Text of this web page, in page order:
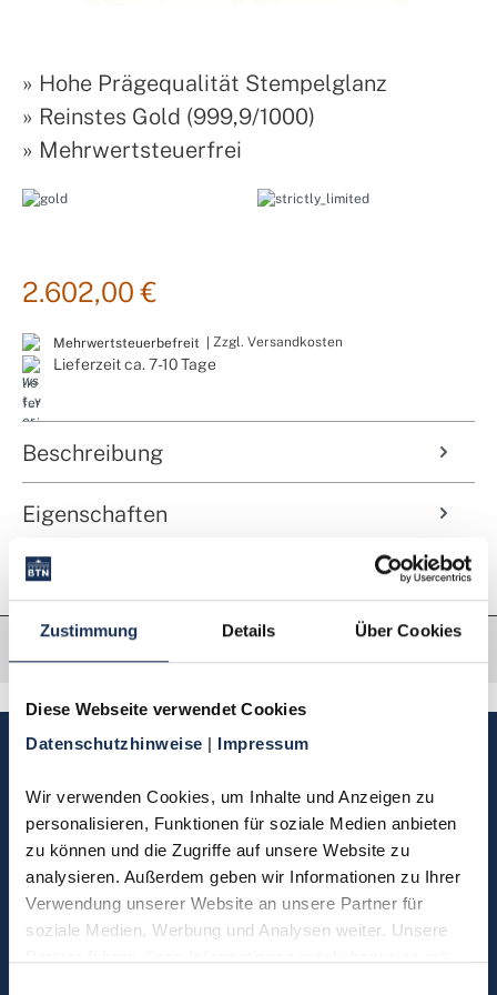
Zustimmung Details Über Cookies
Diese Webseite verwendet Cookies
Datenschutzhinweise | Impressum
Wir verwenden Cookies, um Inhalte und Anzeigen zu
personalisieren, Funktionen für soziale Medien anbieten
zu können und die Zugriffe auf unsere Website zu
analysieren. Außerdem geben wir Informationen zu Ihrer
Verwendung unserer Website an unsere Partner für
soziale Medien, Werbung und Analysen weiter. Unsere
» Hohe Prägequalität Stempelglanz
» Reinstes Gold (999,9/1000)
» Mehrwertsteuerfrei
2.602,00 €
Mehrwertsteuerbefreit | Zzgl. Versandkosten
Lieferzeit ca. 7-10 Tage
Beschreibung
Eigenschaften
Sie haben Fragen, möchten
Bestellung zurücksenden?
Kontakt